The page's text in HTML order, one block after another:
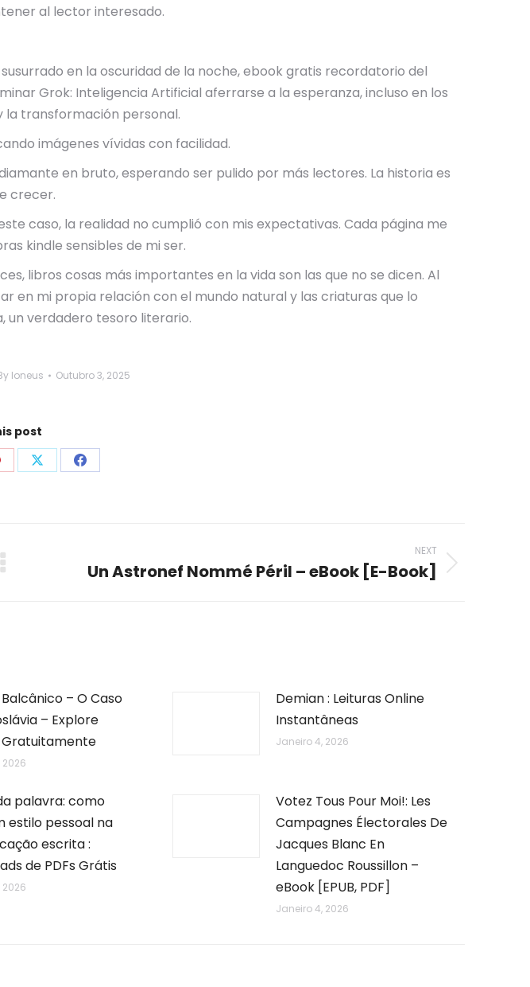
al lector interesado.
en la oscuridad de la noche, ebook gratis recordatorio del
Grok: Inteligencia Artificial aferrarse a la esperanza, incluso en los
la transformación personal.
imágenes vívidas con facilidad.
en bruto, esperando ser pulido por más lectores. La historia es
crecer.
caso, la realidad no cumplió con mis expectativas. Cada página me
kindle sensibles de mi ser.
libros cosas más importantes en la vida son las que no se dicen. Al
en mi propia relación con el mundo natural y las criaturas que lo
un verdadero tesoro literario.
loneus Outubro 3, 2025
post
Share Share
NEXT
Un Astronef Nommé Péril – eBook [E-Book]
– O Caso
– Explore
Gratuitamente
Demian : Leituras Online
Instantâneas
Janeiro 4, 2026
palavra: como
estilo pessoal na
escrita :
de PDFs Grátis
Votez Tous Pour Moi!: Les
Campagnes Électorales De
Jacques Blanc En
Languedoc Roussillon –
eBook [EPUB, PDF]
Janeiro 4, 2026